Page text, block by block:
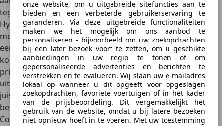
onze website, om u uitgebreide sitefuncties aan te
bieden en een verbeterde gebruikerservaring te
garanderen. Via deze uitgebreide functionaliteiten
maken we het mogelijk om ons aanbod te
personaliseren - bijvoorbeeld om uw zoekopdrachten
bij een later bezoek voort te zetten, om u geschikte
aanbiedingen in uw regio te tonen of om
gepersonaliseerde advertenties en berichten te
verstrekken en te evalueren. Wij slaan uw e-mailadres
lokaal op wanneer u dit opgeeft voor opgeslagen
zoekopdrachten, favoriete voertuigen of in het kader
van de prijsbeoordeling. Dit vergemakkelijkt het
gebruik van de website, omdat u bij latere bezoeken
niet opnieuw hoeft in te voeren. Met uw toestemming
tegenover gevestigde spelers zoals de Tesla Model 3 en
Hyundai Ioniq 6. In directe vergelijking biedt de Seal vaak
meer vermogen of een rijkere standaarduitrusting voor
een vergelijkbare prijs. Dat maakt hem aantrekkelijk voor
kopers die premiumkwaliteit willen zonder de hoogste
prijs te betalen. Voor sportieve rijders is er de AWD-
uitvoering met meer kracht en grip, terwijl de RWD-versie
juist een gebalanceerde mix van prestaties, efficiëntie en
bereik biedt.
Conclusie: een serieuze uitdager in het premiumsegment